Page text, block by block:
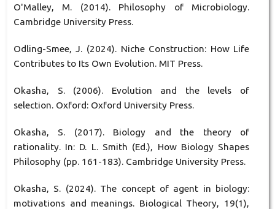
O'Malley, M. (2014). Philosophy of Microbiology.
Cambridge University Press.
Odling-Smee, J. (2024). Niche Construction: How Life
Contributes to Its Own Evolution. MIT Press.
Okasha, S. (2006). Evolution and the levels of
selection. Oxford: Oxford University Press.
Okasha, S. (2017). Biology and the theory of
rationality. In: D. L. Smith (Ed.), How Biology Shapes
Philosophy (pp. 161-183). Cambridge University Press.
Okasha, S. (2024). The concept of agent in biology:
motivations and meanings. Biological Theory, 19(1),